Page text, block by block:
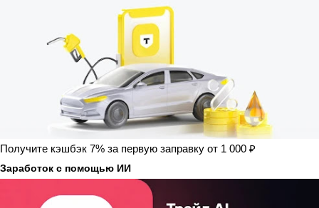
Получите кэшбэк 7% за первую заправку от 1 000 ₽
Заработок с помощью ИИ